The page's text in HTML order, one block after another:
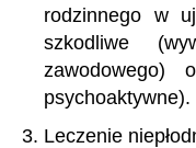
rodzinnego w
szkodliwe
zawodowego)
psychoaktywne).
Leczenie